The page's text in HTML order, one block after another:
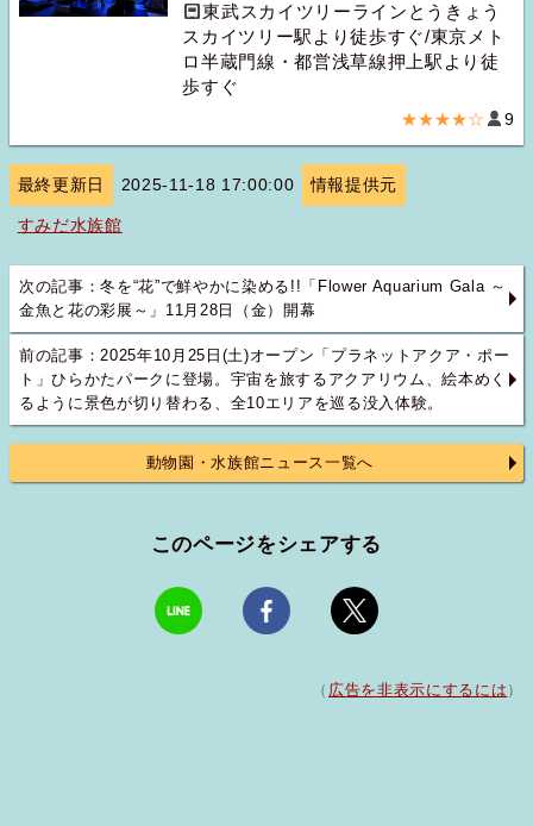
東武スカイツリーラインとうきょう
スカイツリー駅より徒歩すぐ/東京メト
ロ半蔵門線・都営浅草線押上駅より徒
歩すぐ
★★★★☆ 9
最終更新日 2025-11-18 17:00:00 情報提供元
すみだ水族館
次の記事：冬を“花”で鮮やかに染める!!「Flower Aquarium Gala ～
金魚と花の彩展～」11月28日（金）開幕
前の記事：2025年10月25日(土)オープン「プラネットアクア・ポー
ト」ひらかたパークに登場。宇宙を旅するアクアリウム、絵本めく
るように景色が切り替わる、全10エリアを巡る没入体験。
動物園・水族館ニュース一覧へ
このページをシェアする
（ 広告を非表示にするには ）